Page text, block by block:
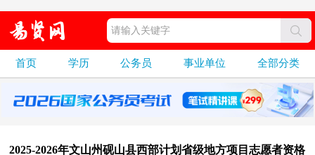
首页 学历 公务员 事业单位 全部分类
2025-2026年文山州砚山县西部计划省级地方项目志愿者资格